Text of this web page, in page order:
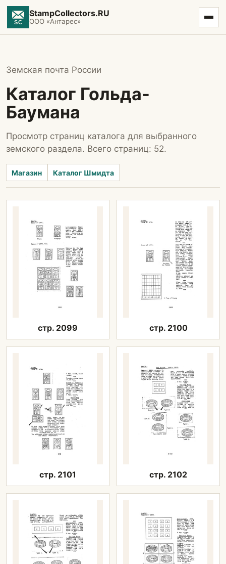
StampCollectors.RU
ООО «Антарес»
Земская почта России
Каталог Гольда-
Баумана
Просмотр страниц каталога для выбранного
земского раздела. Всего страниц: 52.
Магазин Каталог Шмидта
стр. 2099 стр. 2100
стр. 2101 стр. 2102